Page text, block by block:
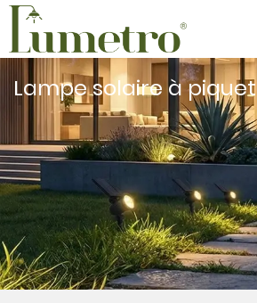
Lampe solaire à piquet